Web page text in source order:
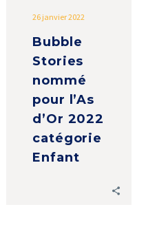
26 janvier 2022
Bubble
Stories
nommé
pour l’As
d’Or 2022
catégorie
Enfant